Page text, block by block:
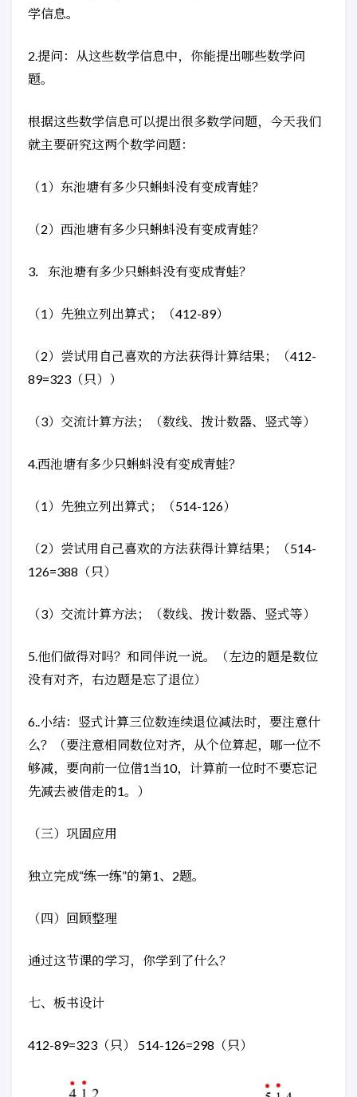
学信息。
2.提问：从这些数学信息中，你能提出哪些数学问
题。
根据这些数学信息可以提出很多数学问题，今天我们
就主要研究这两个数学问题：
（1）东池塘有多少只蝌蚪没有变成青蛙？
（2）西池塘有多少只蝌蚪没有变成青蛙？
3．东池塘有多少只蝌蚪没有变成青蛙？
（1）先独立列出算式；（412-89）
（2）尝试用自己喜欢的方法获得计算结果；（412-
89=323（只））
（3）交流计算方法；（数线、拨计数器、竖式等）
4.西池塘有多少只蝌蚪没有变成青蛙？
（1）先独立列出算式；（514-126）
（2）尝试用自己喜欢的方法获得计算结果；（514-
126=388（只）
（3）交流计算方法；（数线、拨计数器、竖式等）
5.他们做得对吗？和同伴说一说。（左边的题是数位
没有对齐，右边题是忘了退位）
6..小结：竖式计算三位数连续退位减法时，要注意什
么？（要注意相同数位对齐，从个位算起，哪一位不
够减，要向前一位借1当10，计算前一位时不要忘记
先减去被借走的1。）
（三）巩固应用
独立完成“练一练”的第1、2题。
（四）回顾整理
通过这节课的学习，你学到了什么？
七、板书设计
412-89=323（只） 514-126=298（只）